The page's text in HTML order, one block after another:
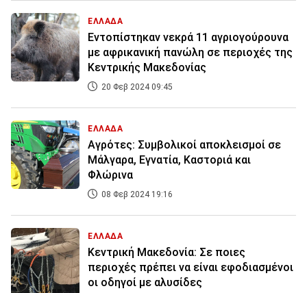
ΕΛΛΑΔΑ
Εντοπίστηκαν νεκρά 11 αγριογούρουνα
με αφρικανική πανώλη σε περιοχές της
Κεντρικής Μακεδονίας
20 Φεβ 2024 09:45
ΕΛΛΑΔΑ
Αγρότες: Συμβολικοί αποκλεισμοί σε
Μάλγαρα, Εγνατία, Καστοριά και
Φλώρινα
08 Φεβ 2024 19:16
ΕΛΛΑΔΑ
Κεντρική Μακεδονία: Σε ποιες
περιοχές πρέπει να είναι εφοδιασμένοι
οι οδηγοί με αλυσίδες